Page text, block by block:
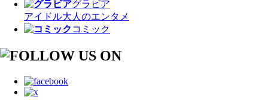
グラビア
アイドル大人のエンタメ
コミック